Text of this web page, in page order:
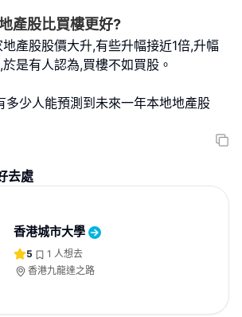
產股比買樓更好?
產股股價大升,有些升幅接近1倍,升幅
是有人認為,買樓不如買股。
多少人能預測到未來一年本地地產股
去處
香港城市大學
5 1 人想去
香港九龍達之路